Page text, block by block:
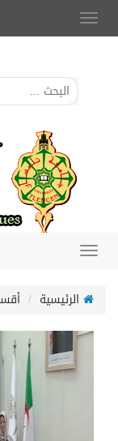
Toggle
navigation
Toggle
الرئيسية